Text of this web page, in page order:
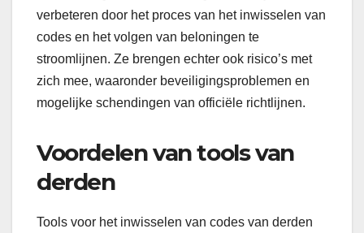
verbeteren door het proces van het inwisselen van
codes en het volgen van beloningen te
stroomlijnen. Ze brengen echter ook risico’s met
zich mee, waaronder beveiligingsproblemen en
mogelijke schendingen van officiële richtlijnen.
Voordelen van tools van
derden
Tools voor het inwisselen van codes van derden